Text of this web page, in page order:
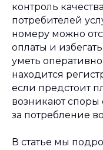
контроль
потребителей
номеру можно
оплаты и
уметь
находится
если предстоит
возникают споры
за потребление
В статье мы